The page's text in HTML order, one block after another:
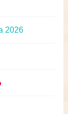
2026